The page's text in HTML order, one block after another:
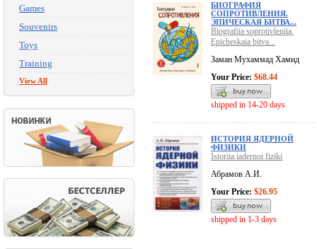
Games
Souvenirs
Toys
Training
View All
БИОГРАФИЯ
СОПРОТИВЛЕНИЯ.
ЭПИЧЕСКАЯ БИТВА...
Biografiia soprotivleniia.
Epicheskaia bitva...
Заман Мухаммад Хамид
Your Price: $68.44
shipped in 14-20 days
ИСТОРИЯ ЯДЕРНОЙ
ФИЗИКИ
Istoriia iadernoi fiziki
Абрамов А.И.
Your Price: $26.95
shipped in 1-3 days